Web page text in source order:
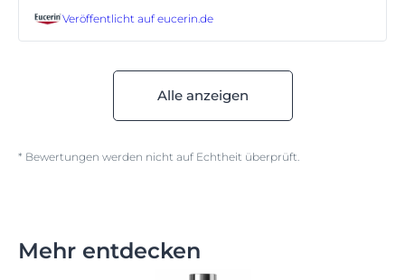
Veröffentlicht auf eucerin.de
Alle anzeigen
* Bewertungen werden nicht auf Echtheit überprüft.
Mehr entdecken